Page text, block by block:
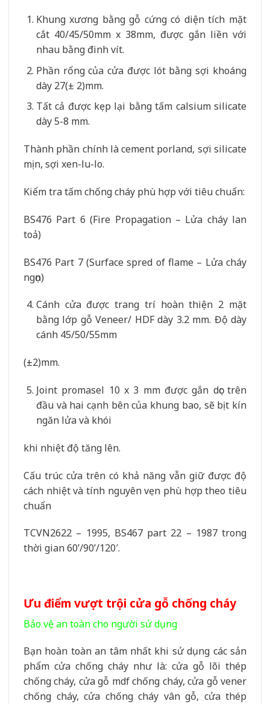
Khung xương bằng gỗ cứng có diện tích mặt
cắt 40/45/50mm x 38mm, được gắn liền với
nhau bằng đinh vít.
Phần rổng của cửa được lót bằng sợi khoáng
dày 27(± 2)mm.
Tất cả được kẹp lại bằng tấm calsium silicate
dày 5-8 mm.
Thành phần chính là cement porland, sợi silicate
mịn, sợi xen-lu-lo.
Kiểm tra tấm chống cháy phù hợp với tiêu chuẩn:
BS476 Part 6 (Fire Propagation – Lửa cháy lan
toả)
BS476 Part 7 (Surface spred of flame – Lửa cháy
ngọn)
Cánh cửa được trang trí hoàn thiện 2 mặt
bằng lớp gỗ Veneer/ HDF dày 3.2 mm. Độ dày
cánh 45/50/55mm
(±2)mm.
Joint promasel 10 x 3 mm được gắn dọc trên
đầu và hai cạnh bên của khung bao, sẽ bịt kín
ngăn lửa và khói
khi nhiệt độ tăng lên.
Cấu trúc cửa trên có khả năng vẫn giữ được độ
cách nhiệt và tính nguyên vẹn phù hợp theo tiêu
chuẩn
TCVN2622 – 1995, BS467 part 22 – 1987 trong
thời gian 60’/90’/120′.
Ưu điểm vượt trội cửa gỗ chống cháy
Bảo vệ an toàn cho người sử dụng
Bạn hoàn toàn an tâm nhất khi sử dụng các sản
phẩm cửa chống cháy như là: cửa gỗ lõi thép
chống cháy, cửa gỗ mdf chống cháy, cửa gỗ vener
chống cháy, cửa chống cháy vân gỗ, cửa thép